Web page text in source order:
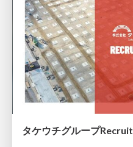
タケウチグループRecruit